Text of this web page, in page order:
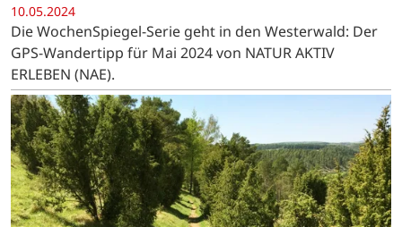
10.05.2024
Die WochenSpiegel-Serie geht in den Westerwald: Der
GPS-Wandertipp für Mai 2024 von NATUR AKTIV
ERLEBEN (NAE).